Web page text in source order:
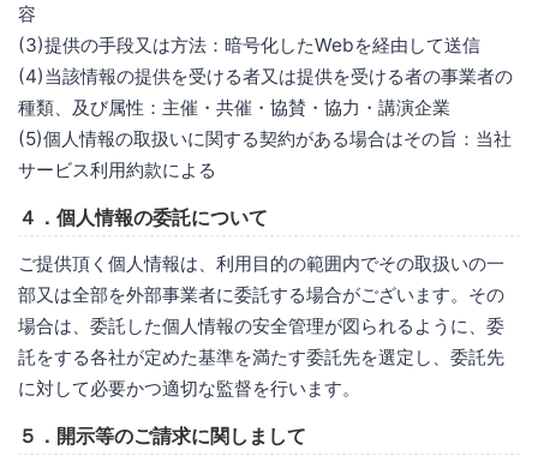
容
(3)提供の手段又は方法：暗号化したWebを経由して送信
(4)当該情報の提供を受ける者又は提供を受ける者の事業者の
種類、及び属性：主催・共催・協賛・協力・講演企業
(5)個人情報の取扱いに関する契約がある場合はその旨：当社
サービス利用約款による
４．個人情報の委託について
ご提供頂く個人情報は、利用目的の範囲内でその取扱いの一
部又は全部を外部事業者に委託する場合がございます。その
場合は、委託した個人情報の安全管理が図られるように、委
託をする各社が定めた基準を満たす委託先を選定し、委託先
に対して必要かつ適切な監督を行います。
５．開示等のご請求に関しまして